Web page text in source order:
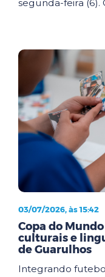
segunda-feira (6).
03/07/2026, às 15:42
Copa do
culturais e
de Guarulhos
Integrando